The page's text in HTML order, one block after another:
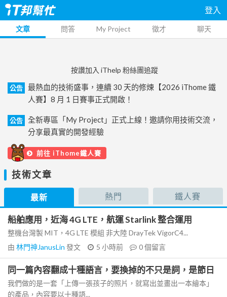
登入
文章 問答 My Project 徵才 聊天
按讚加入 iThelp 粉絲團追蹤
公告
最熱血的技術盛事，連續 30 天的修煉【2026 iThome 鐵
人賽】8 月 1 日賽事正式開啟！
公告
全新專區「My Project」正式上線！邀請你用技術交流，
分享最真實的開發經驗
前往 iThome鐵人賽
技術文章
最新 熱門 鐵人賽
船舶應用，近海 4G LTE，航運 Starlink 整合運用
整機台灣製 MIT，4G LTE 模組 非大陸 DrayTek VigorC4...
由 林門神JanusLin 發文 5 小時前 0個留言
同一篇內容翻成十種語言，要換掉的不只是詞，是節日
我們做的是一套「上傳一張孩子的照片，就寫出並畫出一本繪本」
的產品，內容要以十種語...